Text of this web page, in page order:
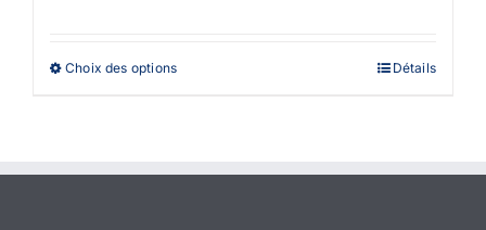
Choix des optionsCe
Détails